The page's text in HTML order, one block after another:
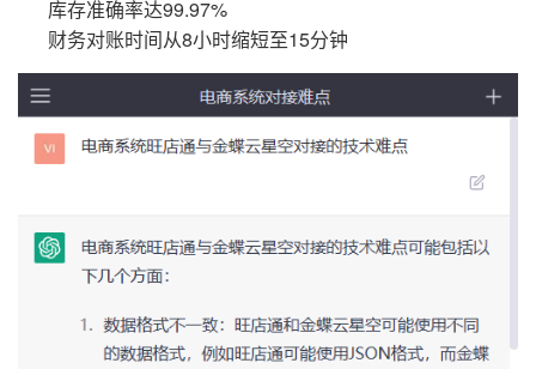
库存准确率达99.97%
财务对账时间从8小时缩短至15分钟